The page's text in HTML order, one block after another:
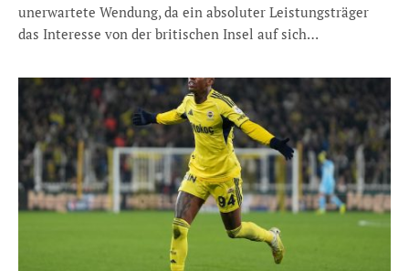
unerwartete Wendung, da ein absoluter Leistungsträger
das Interesse von der britischen Insel auf sich…